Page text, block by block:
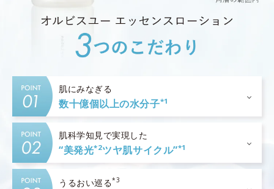
肌にみなぎる
数十億個以上の水分子*1
肌科学知見で実現した
“美発光*2ツヤ肌サイクル”*1
うるおい巡る*3